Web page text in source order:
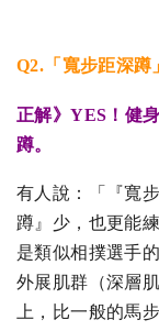
Q2. 「寬步距深
正解》YES！健
蹲。
有人說：「『寬
蹲』少，也更能
是類似相撲選手
外展肌群（深層
上，比一般的馬